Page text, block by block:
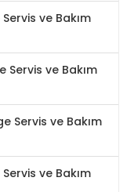
ve Bakım
Servis ve Bakım
Servis ve Bakım
ve Bakım